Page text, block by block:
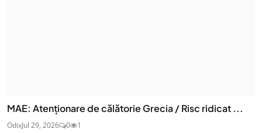
MAE: Atenţionare de călătorie Grecia / Risc ridicat ...
OdixJul 29, 2026 0 1